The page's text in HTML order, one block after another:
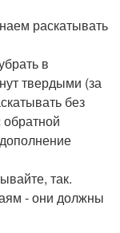
раскатывать
в
твердыми (за
без
так.
- они должны